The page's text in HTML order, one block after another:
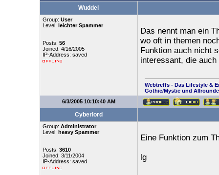
Wuddel
Group: User
Level: leichter Spammer
Posts: 56
Joined: 4/16/2005
IP-Address: saved
Das nennt man ein
wo oft in themen
Funktion auch nicht
interessant, die
Webtreffs - Das Lifestyle &
Gothic/Mystic und
6/3/2005 10:10:40 AM
Cyberlord
Group: Administrator
Level: heavy Spammer
Posts: 3610
Joined: 3/11/2004
IP-Address: saved
Eine Funktion zum
lg